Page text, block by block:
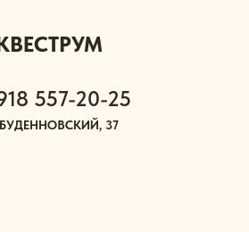
557-20-25
37